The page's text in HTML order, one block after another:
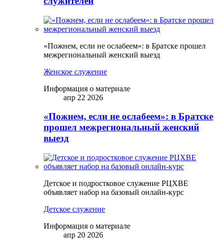
«Пожнем, если не ослабеем»: в Братске прошел
межрегиональный женский выезд
Женское служение
Информация о материале
апр 22 2026
«Пожнем, если не ослабеем»: в Братске
прошел межрегиональный женский
выезд
Детское и подростковое служение РЦХВЕ
объявляет набор на базовый онлайн-курс
Детское служение
Информация о материале
апр 20 2026